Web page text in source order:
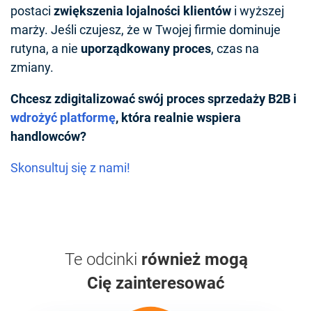
postaci zwiększenia lojalności klientów i wyższej
marży. Jeśli czujesz, że w Twojej firmie dominuje
rutyna, a nie uporządkowany proces, czas na
zmiany.
Chcesz zdigitalizować swój proces sprzedaży B2B i
wdrożyć platformę, która realnie wspiera
handlowców?
Skonsultuj się z nami!
Te odcinki również mogą
Cię zainteresować